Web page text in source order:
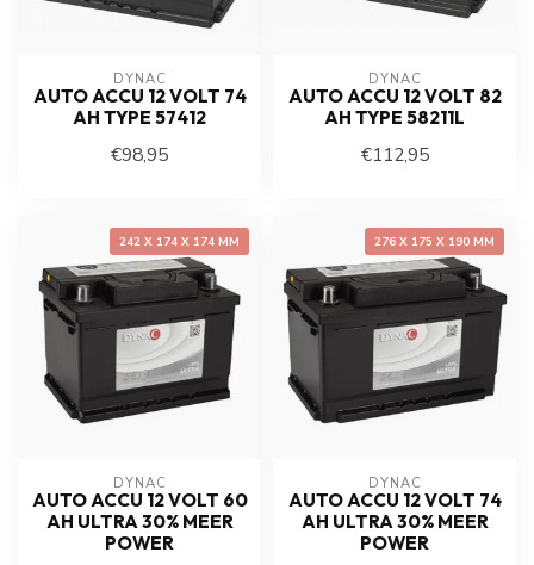
DYNAC
AUTO ACCU 12 VOLT 74
AH TYPE 57412
€98,95
DYNAC
AUTO ACCU 12 VOLT 82
AH TYPE 58211L
€112,95
242 X 174 X 174 MM
DYNAC
AUTO ACCU 12 VOLT 60
AH ULTRA 30% MEER
POWER
276 X 175 X 190 MM
DYNAC
AUTO ACCU 12 VOLT 74
AH ULTRA 30% MEER
POWER